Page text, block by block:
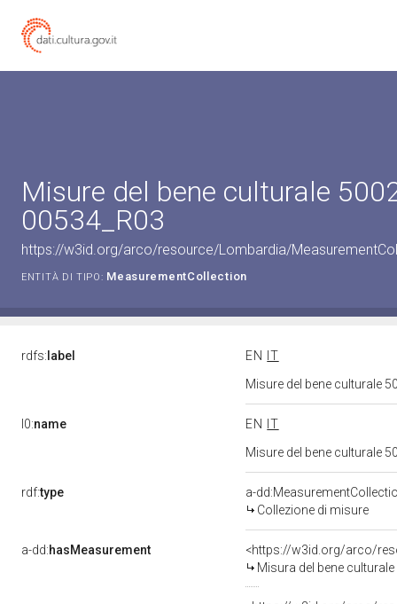
Misure del bene culturale
00534_R03
https://w3id.org/arco/resource/Lombardia/
ENTITÀ DI TIPO: MeasurementCollection
rdfs: label EN
IT
Misure del bene culturale
l0:name EN
IT
Misure del bene culturale
rdf:type
a-
Collezione di misure
a-dd:hasMeasurement
<https://w3id.org/arco/
Misura del bene